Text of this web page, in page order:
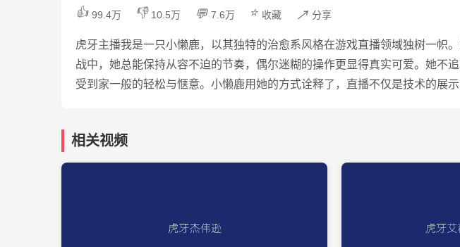
👍 99.4万 👎 10.5万 💬 7.6万 ⭐ 收藏 ↗️ 分享
虎牙主播我是一只小懒鹿，以其独特的治愈系风格在游戏直播领域独树一帜
战中，她总能保持从容不迫的节奏，偶尔迷糊的操作更显得真实可爱。她不
受到家一般的轻松与惬意。小懒鹿用她的方式诠释了，直播不仅是技术的展示
相关视频